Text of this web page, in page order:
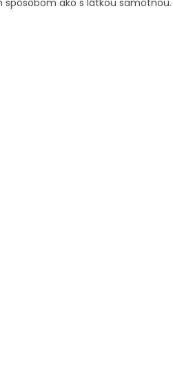
ako s látkou samotnou.